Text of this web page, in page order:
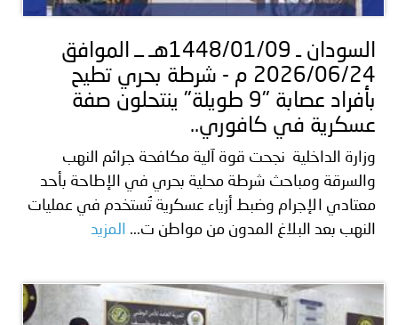
السودان ـ 1448/01/09هـ ــ الموافق
2026/06/24 م - شرطة بحري تطيح
بأفراد عصابة "9 طويلة" ينتحلون صفة
عسكرية في كافوري..
وزارة الداخلية نجحت قوة آلية مكافحة جرائم النهب
والسرقة ومباحث شرطة محلية بحري في الإطاحة بأحد
معتادي الإجرام وضبط أزياء عسكرية تُستخدم في عمليات
النهب بعد البلاغ المدون من مواطن ت...
المزيد